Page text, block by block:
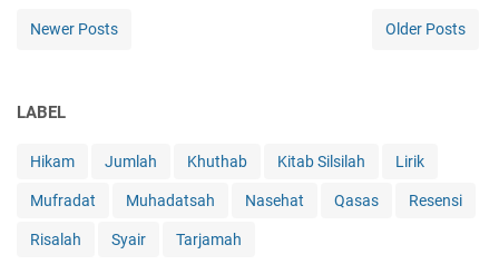
Newer Posts Older Posts
LABEL
Hikam Jumlah Khuthab Kitab Silsilah Lirik
Mufradat Muhadatsah Nasehat Qasas Resensi
Risalah Syair Tarjamah